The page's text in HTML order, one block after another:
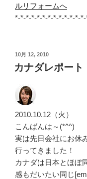
ルリフォームへ
*-*-*-*-*-*-*-*-*-*-*-*-
投
稿
日:
10月 12, 2010
カナダレポート
2010.10.12（火）
こんばんは～(*^^)
実は先日会社にお休
行ってきました！
カナダは日本とほぼ
感もだいたい同じ